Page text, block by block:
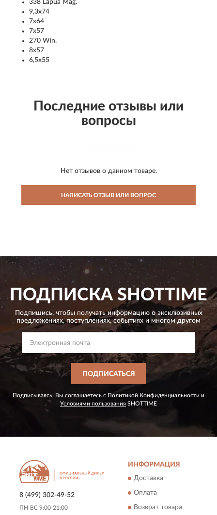
338 Lapua Mag.
9,3х74
7х64
7х57
270 Win.
8х57
6,5х55
Последние отзывы или
вопросы
Нет отзывов о данном товаре.
НАПИСАТЬ ОТЗЫВ ИЛИ ВОПРОС
ПОДПИСКА SHOTTIME
Подпишись, чтобы получать информацию о эксклюзивных
предложениях,поступлениях, событиях и многом другом
ПОДПИСАТЬСЯ
Подписываясь, Вы соглашаетесь с Политикой Конфиденциальности и
Условиями пользования SHOTTIME
8 (499) 302-49-52
ПН-ВС 9:00-21:00
ИНФОРМАЦИЯ
Доставка
Оплата
Возврат товара